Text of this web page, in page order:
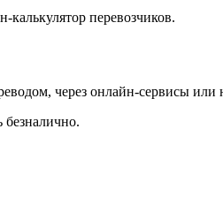
перевозчиков.
через онлайн-сервисы
безналично.